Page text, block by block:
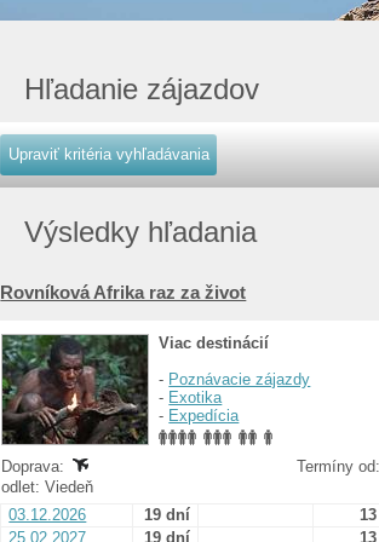
Hľadanie zájazdov
Výsledky hľadania
Rovníková Afrika raz za život
Viac destinácií
- Poznávacie zájazdy
- Exotika
- Expedícia
Doprava:
Termíny
odlet: Viedeň
03.12.2026
19 dní
25.02.2027
19 dní